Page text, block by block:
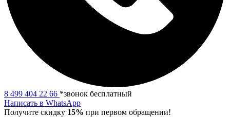
8 499 404 22 66 *звонок бесплатный
Написать в WhatsApp
Получите скидку 15% при первом обращении!